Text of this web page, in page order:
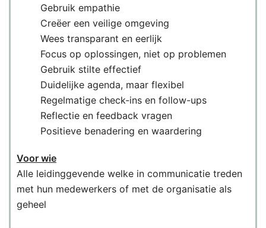
Gebruik empathie
Creëer een veilige omgeving
Wees transparant en eerlijk
Focus op oplossingen, niet op problemen
Gebruik stilte effectief
Duidelijke agenda, maar flexibel
Regelmatige check-ins en follow-ups
Reflectie en feedback vragen
Positieve benadering en waardering
Voor wie
Alle leidinggevende welke in communicatie treden
met hun medewerkers of met de organisatie als
geheel